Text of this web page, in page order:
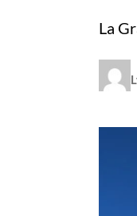
La